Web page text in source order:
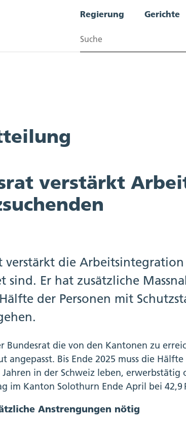
Regierung Gerichte
Suchen
verstärkt
verstärkt die
sind. Er hat zusätzliche
der Personen mit
Bundesrat die von den Kantonen zu
angepasst. Bis Ende 2025 muss die
in der Schweiz leben, erwerbstätig
im Kanton Solothurn Ende April bei 42,9
Anstrengungen nötig